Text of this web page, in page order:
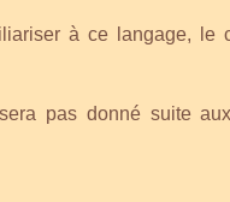
à ce langage, le
pas donné suite